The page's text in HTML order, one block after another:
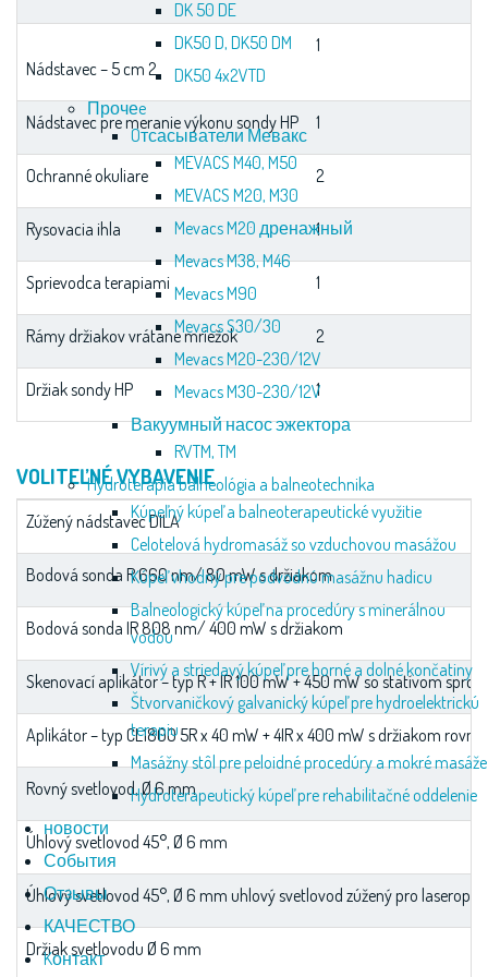
DK 50 DE
DK50 D, DK50 DM
DK50 4x2VTD
Прочеe
Oтсасыватели Мевакс
MEVACS M40, M50
MEVACS M20, M30
Mevacs M20 дренажный
Mevacs M38, M46
Mevacs M90
Mevacs S30/30
Mevacs M20-230/12V
Mevacs M30-230/12V
Вакуумный насос эжектора
RVTM, TM
Hydroterapia balneológia a balneotechnika
Kúpeľný kúpeľ a balneoterapeutické využitie
Celotelová hydromasáž so vzduchovou masážou
Kúpeľ vhodný pre podvodnú masážnu hadicu
Balneologický kúpeľ na procedúry s minerálnou
vodou
Vírivý a striedavý kúpeľ pre horné a dolné končatiny
Štvorvaničkový galvanický kúpeľ pre hydroelektrickú
terapiu
Masážny stôl pre peloidné procedúry a mokré masáže
Hydroterapeutický kúpeľ pre rehabilitačné oddelenie
новости
События
Отзывы
КАЧЕСТВО
Kонтакт
Nádstavec – 5 cm 2
1
Nádstavec pre meranie výkonu sondy HP 1
Ochranné okuliare 2
Rysovacia ihla 1
Sprievodca terapiami 1
Rámy držiakov vrátane mriežok 2
Držiak sondy HP 1
VOLITEĽNÉ VYBAVENIE
Zúžený nádstavec DILA
Bodová sonda R 660 nm/ 80 mW s držiakom
Bodová sonda IR 808 nm/ 400 mW s držiakom
Skenovací aplikátor – typ R + IR 100 mW + 450 mW so statívom
Aplikátor – typ CL1800 5R x 40 mW + 4IR x 400 mW s držiakom rovný
Rovný svetlovod, Ø 6 mm
Úhlový svetlovod 45°, Ø 6 mm
Úhlový svetlovod 45°, Ø 6 mm uhlový svetlovod zúžený pro
Držiak svetlovodu Ø 6 mm